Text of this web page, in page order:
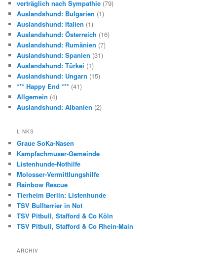
verträglich nach Sympathie (79)
Auslandshund: Bulgarien (1)
Auslandshund: Italien (1)
Auslandshund: Österreich (16)
Auslandshund: Rumänien (7)
Auslandshund: Spanien (31)
Auslandshund: Türkei (1)
Auslandshund: Ungarn (15)
*** Happy End *** (41)
Allgemein (4)
Auslandshund: Albanien (2)
LINKS
Graue SoKa-Nasen
Kampfschmuser-Gemeinde
Listenhunde-Nothilfe
Molosser-Vermittlungshilfe
Rainbow Rescue
Tierheim Berlin: Listenhunde
TSV Bullterrier in Not
TSV Pitbull, Stafford & Co Köln
TSV Pitbull, Stafford & Co Rhein-Main
ARCHIV